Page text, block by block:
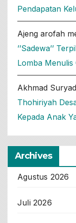
Pendapatan
Ajeng arofah
’’Sadewa’’
Lomba
Akhmad
Thohiriyah
Kepada Anak
Archives
Agustus 2026
Juli 2026